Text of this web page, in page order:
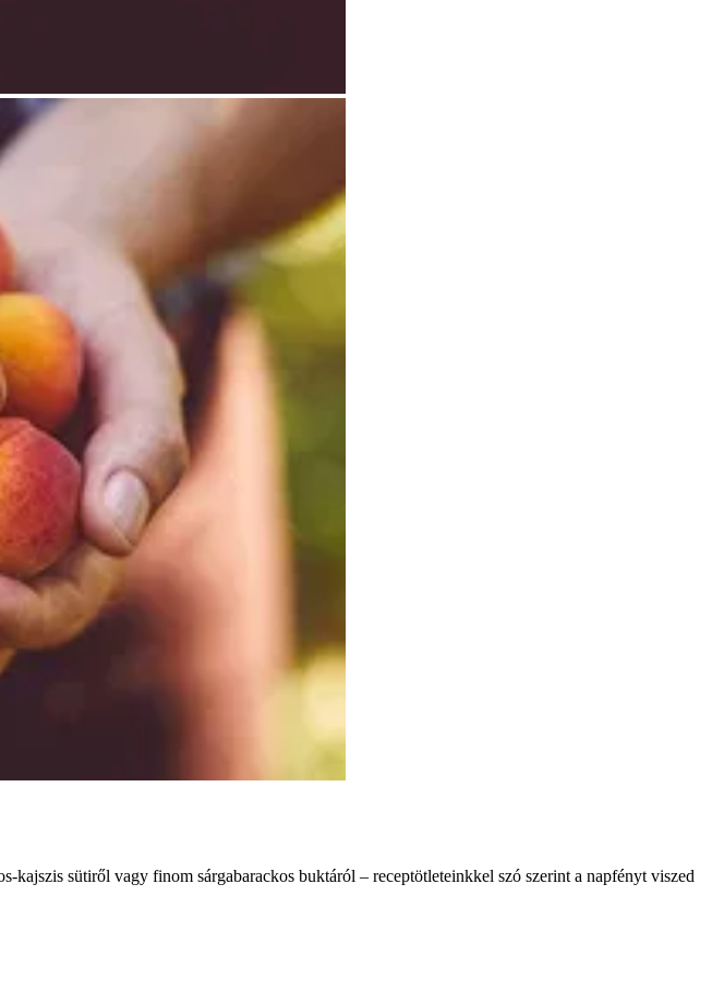
kajszis sütiről vagy finom sárgabarackos buktáról – receptötleteinkkel szó szerint a napfényt viszed